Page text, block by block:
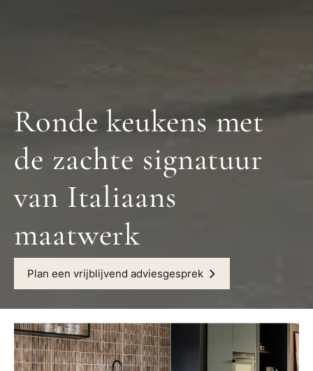
Ronde keukens met
de zachte signatuur
van Italiaans
maatwerk
Plan een vrijblijvend adviesgesprek